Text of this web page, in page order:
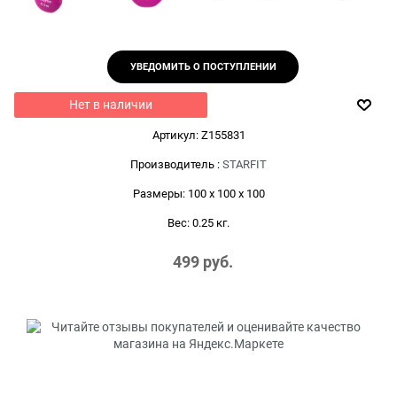
УВЕДОМИТЬ О ПОСТУПЛЕНИИ
Нет в наличии
Артикул: Z155831
Производитель : STARFIT
Размеры: 100 x 100 x 100
Вес: 0.25 кг.
499 руб.